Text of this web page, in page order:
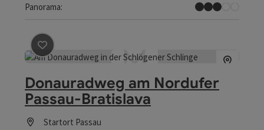
Panorama:
Einige Ausblicke
Beitrag merken
Donauradweg am Nordufer
Passau-Bratislava
Startort Passau